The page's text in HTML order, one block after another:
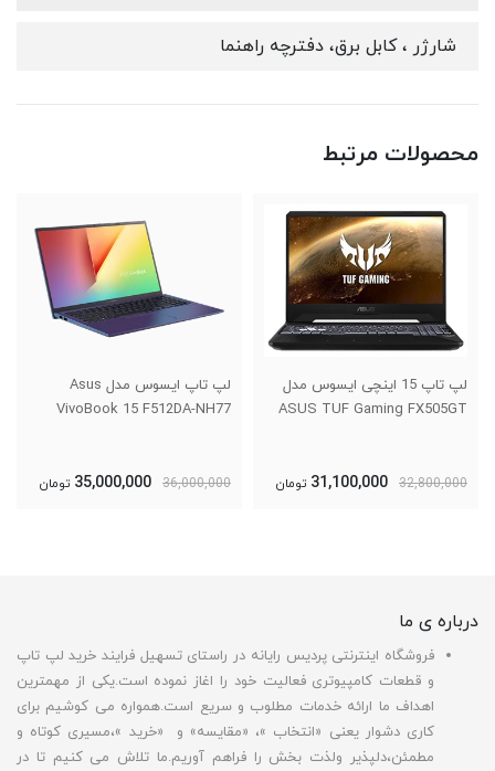
شارژر ، کابل برق، دفترچه راهنما
محصولات مرتبط
لپ تاپ 15 اینچی ایسوس مدل
ASUS TUF Gaming FX505GT
32,800,000
31,100,000 تومان
لپ تاپ ایسوس مدل Asus
VivoBook 15 F512DA-NH77
36,000,000
35,000,000 تومان
درباره ی ما
فروشگاه اینترنتی پردیس رایانه در راستای تسهیل فرایند خرید لپ تاپ
و قطعات کامپیوتری فعالیت خود را اغاز نموده است.یکی از مهمترین
اهداف ما ارائه خدمات مطلوب و سریع است.همواره می کوشیم برای
کاری دشوار یعنی «انتخاب »، «مقایسه» و «خرید »،مسیری کوتاه و
مطمئن،دلپذیر ولذت بخش را فراهم آوریم.ما تلاش می کنیم تا در